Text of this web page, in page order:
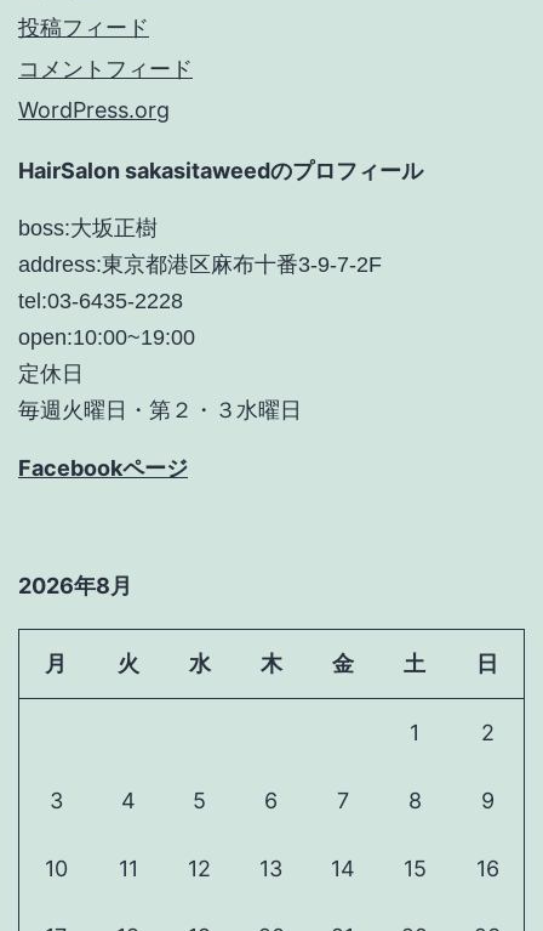
投稿フィード
コメントフィード
WordPress.org
HairSalon sakasitaweedのプロフィール
boss:大坂正樹
address:東京都港区麻布十番3-9-7-2F
tel:03-6435-2228
open:10:00~19:00
定休日
毎週火曜日・第２・３水曜日
Facebookページ
2026年8月
月 火 水 木 金 土 日
1 2
3 4 5 6 7 8 9
10 11 12 13 14 15 16